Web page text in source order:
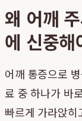
왜 어깨
에 신중해
어깨 통증으로
료 중 하나가 바
빠르게 가라앉